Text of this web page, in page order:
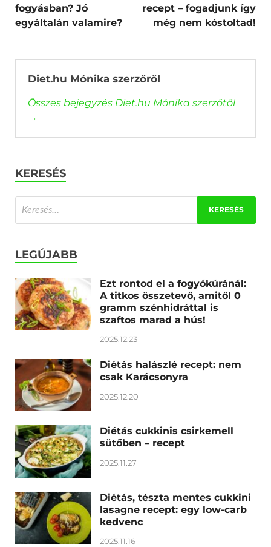
fogyásban? Jó
egyáltalán valamire?
recept – fogadjunk így
még nem kóstoltad!
Diet.hu Mónika szerzőről
Összes bejegyzés Diet.hu Mónika szerzőtől
→
KERESÉS
LEGÚJABB
Ezt rontod el a fogyókúránál:
A titkos összetevő, amitől 0
gramm szénhidráttal is
szaftos marad a hús!
2025.12.23
Diétás halászlé recept: nem
csak Karácsonyra
2025.12.20
Diétás cukkinis csirkemell
sütőben – recept
2025.11.27
Diétás, tészta mentes cukkini
lasagne recept: egy low-carb
kedvenc
2025.11.16